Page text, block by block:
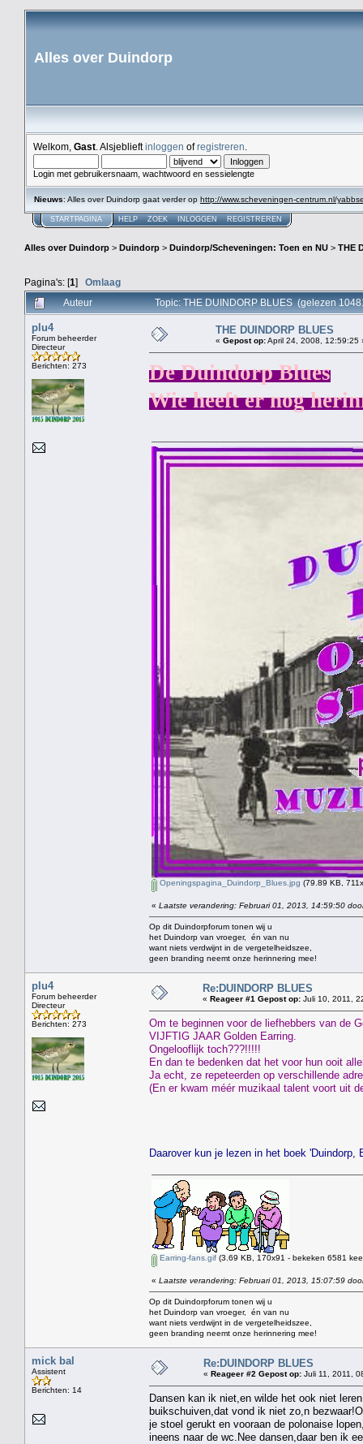
Alles over Duindorp
Welkom, Gast . Alsjeblieftinloggen ofregistreren
Login met gebruikersnaam, wachtwoord en sessielengte
Nieuws: Alles over Duindorp gaat verder op http://www.scheveningen-centrum.nl/
STARTPAGINA HELP ZOEK INLOGGEN REGISTREREN
Alles over Duindorp > Duindorp > Duindorp/Scheveningen: Toen en NU > THE
Pagina's: [1] Omlaag
Auteur
Topic: THE DUINDORP BLUES (gelezen
plu4
Forum beheerder
Directeur
Berichten: 273
THE DUINDORP BLUES
« Gepost op:April 24, 2008, 12:59:25
De Duindorp Blues
Wie heeft er nog
Openingspagina_Duindorp_Blues.jpg (79.89 KB,
« Laatste verandering: Februari 01, 2013, 14:59:50
Op dit Duindorpforum tonen wij u
het Duindorp van vroeger, én van nu
want niets verdwijnt in de vergetelheidszee,
geen branding neemt onze herinnering mee!
plu4
Forum beheerder
Directeur
Berichten: 273
Re:DUINDORP BLUES
« Reageer #1 Gepost op: Juli 10, 2011,
Om te beginnen voor de liefhebbers van de
VIJFTIG JAAR Golden Earring.
Ongelooflijk toch???!!!!!
En dan te bedenken dat het voor hun ooit
Ja echt, ze repeteerden op verschillende
(En er kwam méér muzikaal talent voort uit
Daarover kun je lezen in het boek
Earring-fans.gif (3.69 KB, 170x91 - bekeken 6581
« Laatste verandering: Februari 01, 2013, 15:07:59
Op dit Duindorpforum tonen wij u
het Duindorp van vroeger, én van nu
want niets verdwijnt in de vergetelheidszee,
geen branding neemt onze herinnering mee!
mick bal
Assistent
Berichten: 14
Re:DUINDORP BLUES
« Reageer #2 Gepost op: Juli 11, 2011,
Dansen kan ik niet,en wilde het ook niet
buikschuiven,dat vond ik niet zo,n
je stoel gerukt en vooraan de polonaise
ineens naar de wc.Nee dansen,daar ben ik